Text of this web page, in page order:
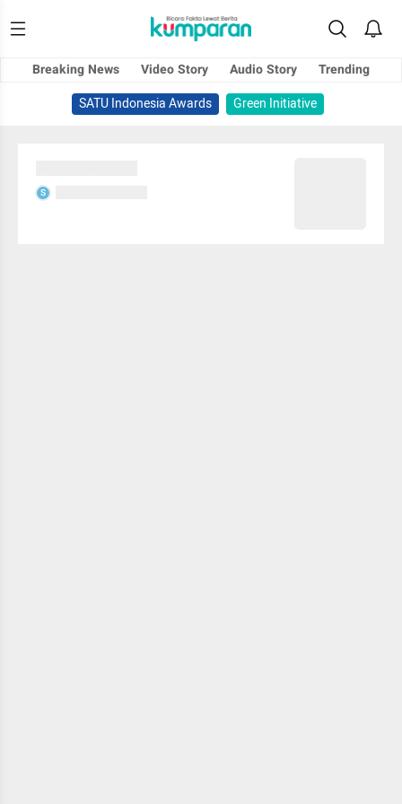
Breaking News Video Story Audio Story
Trending
SATU Indonesia Awards
Green Initiative
S